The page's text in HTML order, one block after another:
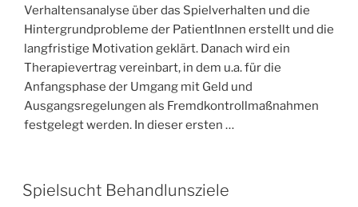
Verhaltensanalyse über das Spielverhalten und die
Hintergrundprobleme der PatientInnen erstellt und die
langfristige Motivation geklärt. Danach wird ein
Therapievertrag vereinbart, in dem u.a. für die
Anfangsphase der Umgang mit Geld und
Ausgangsregelungen als Fremdkontrollmaßnahmen
festgelegt werden. In dieser ersten …
V
E
Spielsucht Behandlunsziele